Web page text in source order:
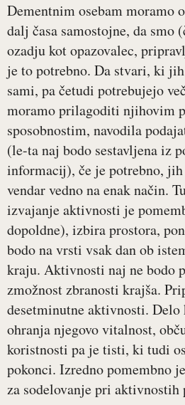
Dementnim osebam moramo
dalj časa samostojne, da smo
ozadju kot opazovalec,
je to potrebno. Da stvari, ki
sami, pa četudi potrebujejo
moramo prilagoditi njihovim
sposobnostim, navodila
(le-ta naj bodo sestavljena iz
informacij), če je potrebno,
vendar vedno na enak način.
izvajanje aktivnosti je
dopoldne), izbira prostora,
bodo na vrsti vsak dan ob
kraju. Aktivnosti naj ne bodo
zmožnost zbranosti krajša.
desetminutne aktivnosti.
ohranja njegovo vitalnost,
koristnosti pa je tisti, ki tudi
pokonci. Izredno pomembno
za sodelovanje pri aktivnostih